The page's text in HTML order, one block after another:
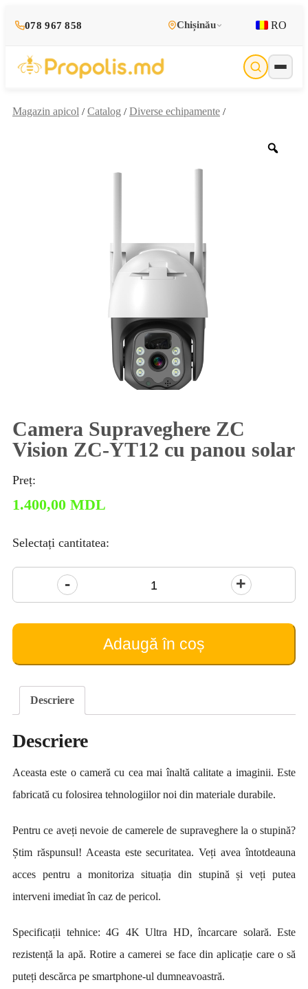
078 967 858 Chișinău RO
Magazin apicol / Catalog / Diverse echipamente /
Camera Supraveghere ZC
Vision ZC-YT12 cu panou solar
Preț:
1.400,00 MDL
Selectați cantitatea:
Cantitate
Camera
Supraveghere
ZC-
cu
Adaugă în coș
Descriere
Descriere
Aceasta este o cameră cu cea mai înaltă calitate a imaginii. Este
fabricată cu folosirea tehnologiilor noi din materiale durabile.
Pentru ce aveți nevoie de camerele de supraveghere la o stupină?
Știm răspunsul! Aceasta este securitatea. Veți avea întotdeauna
acces pentru a monitoriza situația din stupină și veți putea
interveni imediat în caz de pericol.
Specificații tehnice: 4G 4K Ultra HD, încarcare solară. Este
rezistență la apă. Rotire a camerei se face din aplicație care o să
puteți descărca pe smartphone-ul dumneavoastră.